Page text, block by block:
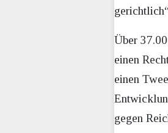
Über
einen
einen
gegen